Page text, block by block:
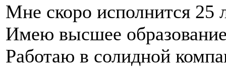
Мне скоро исполнится 25
Имею высшее
Работаю в солидной